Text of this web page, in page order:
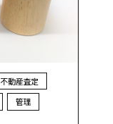
不動産査定
管理